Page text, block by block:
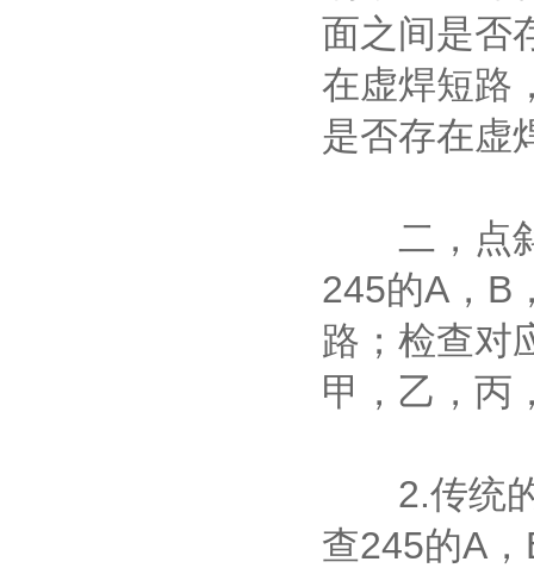
面之间是否
在虚焊短路
是否存在虚
二，点斜
245的A，B
路；检查对
甲，乙，丙
2.传统的
查245的A